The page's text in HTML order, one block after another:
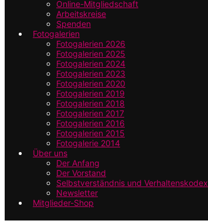
Online-Mitgliedschaft
Arbeitskreise
Spenden
Fotogalerien
Fotogalerien 2026
Fotogalerien 2025
Fotogalerien 2024
Fotogalerien 2023
Fotogalerien 2020
Fotogalerien 2019
Fotogalerien 2018
Fotogalerien 2017
Fotogalerien 2016
Fotogalerien 2015
Fotogalerie 2014
Über uns
Der Anfang
Der Vorstand
Selbstverständnis und Verhaltenskodex
Newsletter
Mitglieder-Shop